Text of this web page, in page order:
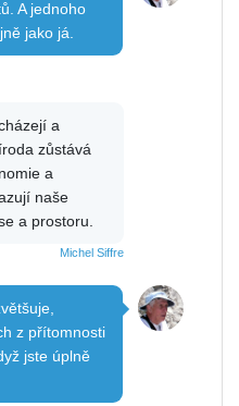
A jednoho
jako já.
a
zůstává
a
naše
a prostoru.
Michel Siffre
z přítomnosti
jste úplně